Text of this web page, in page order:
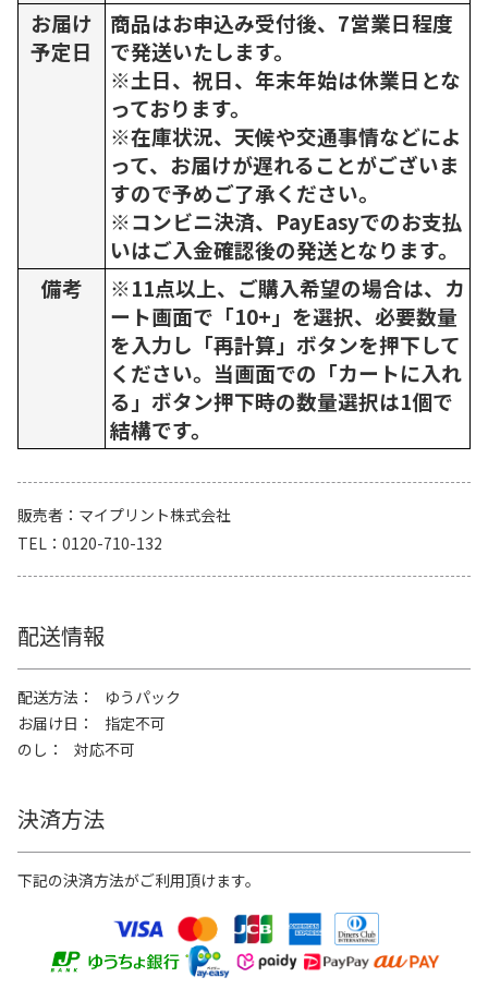
お届け
予定日
商品はお申込み受付後、7営業日程度
で発送いたします。
※土日、祝日、年末年始は休業日とな
っております。
※在庫状況、天候や交通事情などによ
って、お届けが遅れることがございま
すので予めご了承ください。
※コンビニ決済、PayEasyでのお支払
いはご入金確認後の発送となります。
備考
※11点以上、ご購入希望の場合は、カ
ート画面で「10+」を選択、必要数量
を入力し「再計算」ボタンを押下して
ください。当画面での「カートに入れ
る」ボタン押下時の数量選択は1個で
結構です。
販売者
マイプリント株式会社
TEL
0120-710-132
配送情報
配送方法
ゆうパック
お届け日
指定不可
のし
対応不可
決済方法
下記の決済方法がご利用頂けます。